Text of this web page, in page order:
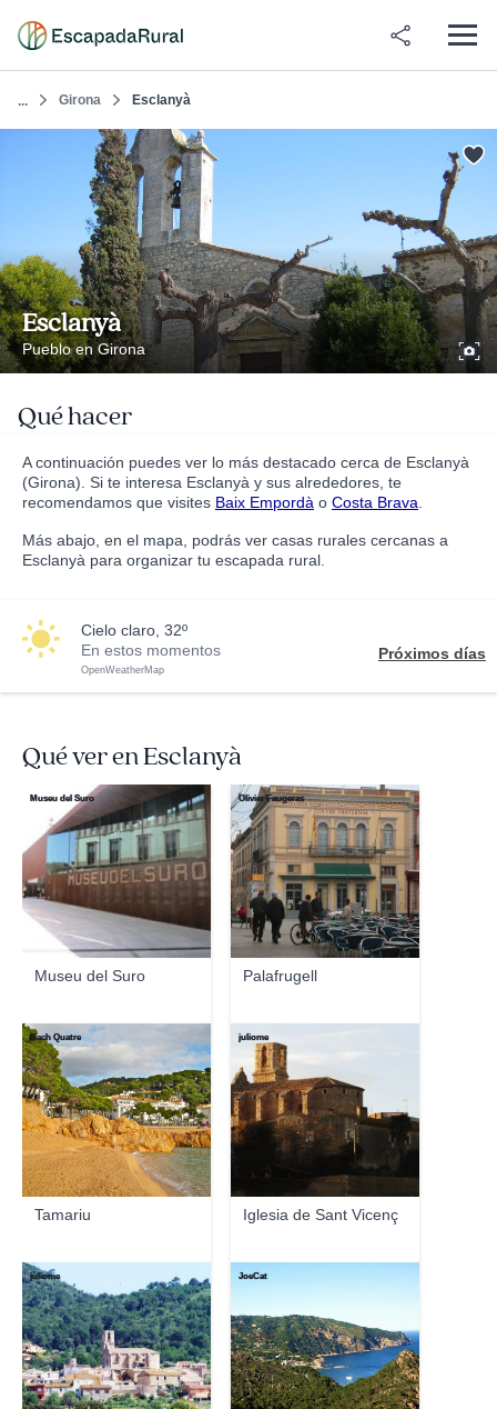
... Girona Esclanyà
Esclanyà
Pueblo en Girona
Qué hacer
A continuación puedes ver lo más destacado cerca de Esclanyà
(Girona). Si te interesa Esclanyà y sus alrededores, te
recomendamos que visites Baix Empordà o Costa Brava
Más abajo, en el mapa, podrás ver casas rurales cercanas a
Esclanyà para organizar tu escapada rural.
cielo claro, 32º
En estos momentos
OpenWeatherMap
Próximos días
Qué ver en Esclanyà
Museu del Suro
Museu del Suro
Palafrugell
Olivier Faugeras
Tamariu
Bach Quatre
Iglesia de Sant Vicenç
juliome
juliome JoeCat